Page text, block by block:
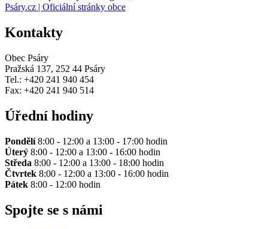
Psáry.cz | Oficiální stránky obce
Kontakty
Obec Psáry
Pražská 137, 252 44 Psáry
Tel.: +420 241 940 454
Fax: +420 241 940 514
Úřední hodiny
Pondělí8:00 - 12:00 a 13:00 - 17:00 hodin
Úterý 8:00 - 12:00 a 13:00 - 16:00 hodin
Středa 8:00 - 12:00 a 13:00 - 18:00 hodin
Čtvrtek 8:00 - 12:00 a 13:00 - 16:00 hodin
Pátek 8:00 - 12:00 hodin
Spojte se s námi